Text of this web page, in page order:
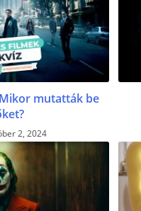
mutatták be
2, 2024